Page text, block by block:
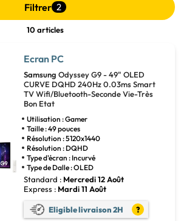
Filtrer 2
10 articles
Ecran PC
Samsung Odyssey G9 - 49" OLED
CURVE DQHD 240Hz 0.03ms Smart
TV Wifi/Bluetooth-Seconde Vie-Très
Bon Etat
Utilisation : Gamer
Taille : 49 pouces
Résolution : 5120x1440
Résolution : DQHD
Type d'écran : Incurvé
Type de Dalle : OLED
Standard : Mercredi 12 Août
Express : Mardi 11 Août
Eligible livraison 2H ?